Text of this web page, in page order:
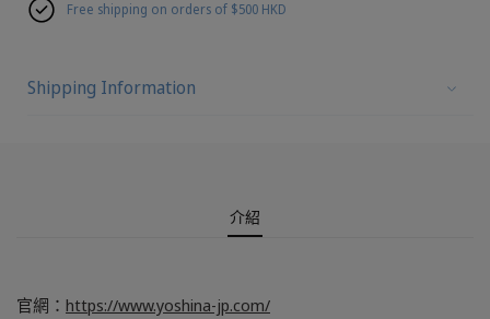
Free shipping on orders of $500 HKD
Shipping Information
介紹
官網： https://www.yoshina-jp.com/